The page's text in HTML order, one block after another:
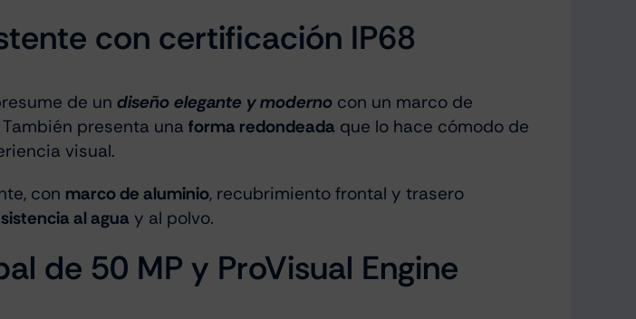
con certificación IP68
de un diseño elegante y modernocon un marco de
presenta una forma redondeada que lo hace cómodo de
visual.
con marco de aluminio, recubrimiento frontal y trasero
al agua y al polvo.
de 50 MP y ProVisual Engine